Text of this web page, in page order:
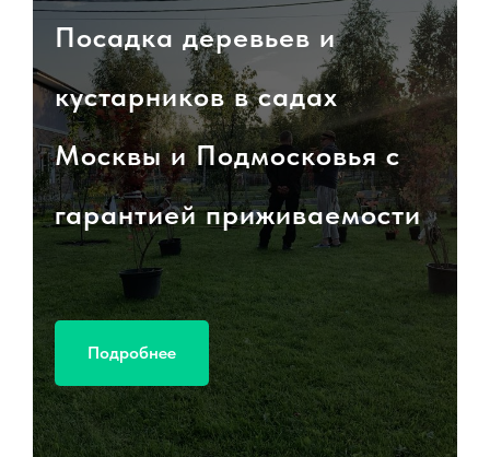
Посадка деревьев и
кустарников в садах
Москвы и Подмосковья с
гарантией приживаемости
Подробнее